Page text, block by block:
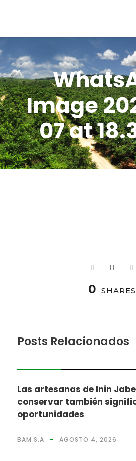
Image
07 at
0 SHARES
Posts Relacionados
Las artesanas de Inin
conservar también
oportunidades
BAM S.A AGOSTO 4, 2026